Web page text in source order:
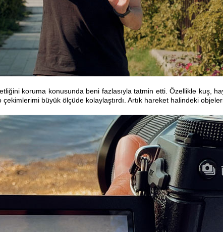
koruma konusunda beni fazlasıyla tatmin etti. Özellikle kuş,
büyük ölçüde kolaylaştırdı. Artık hareket halindeki